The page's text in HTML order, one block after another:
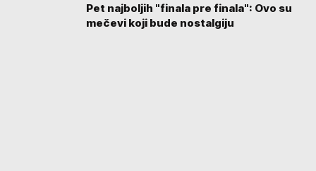
Pet najboljih "finala pre finala": Ovo su
mečevi koji bude nostalgiju